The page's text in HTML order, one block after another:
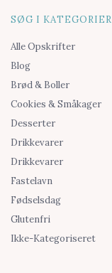
SØG I KATEGORIER
Alle Opskrifter
Blog
Brød & Boller
Cookies & Småkager
Desserter
Drikkevarer
Drikkevarer
Fastelavn
Fødselsdag
Glutenfri
Ikke-Kategoriseret